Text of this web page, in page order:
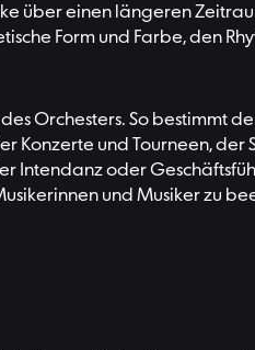
über einen längeren
Form und Farbe, den
Orchesters. So bestimmt
und Tourneen, der
Intendanz oder
und Musiker zu